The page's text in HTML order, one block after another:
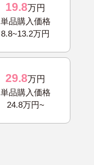
19.8万円
単品購入価格
8.8~13.2万円
29.8万円
単品購入価格
24.8万円~